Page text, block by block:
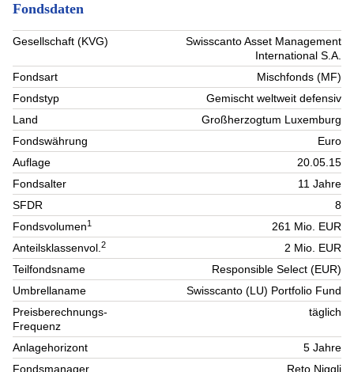
Fondsdaten
Gesellschaft (KVG)
Swisscanto Asset Management
International S.A.
Fondsart
Mischfonds (MF)
Fondstyp
Gemischt weltweit defensiv
Land
Großherzogtum Luxemburg
Fondswährung
Euro
Auflage
20.05.15
Fondsalter
11 Jahre
SFDR
8
Fondsvolumen1
261 Mio. EUR
Anteilsklassenvol.2
2 Mio. EUR
Teilfondsname
Responsible Select (EUR)
Umbrellaname
Swisscanto (LU) Portfolio Fund
Preisberechnungs-
Frequenz
täglich
Anlagehorizont
5 Jahre
Fondsmanager
Reto Niggli